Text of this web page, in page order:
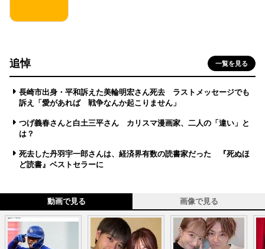
追悼 一覧を見る
長崎市出身・平和訴えた美輪明宏さん死去 ラストメッセージでも
訴え「愛があれば 戦争なんか起こりません」
つげ義春さんと白土三平さん カリスマ漫画家、二人の「違い」と
は？
死去した丹羽宇一郎さんは、経済界有数の読書家だった 『死ぬほ
ど読書』ベストセラーに
動画で見る 画像で見る